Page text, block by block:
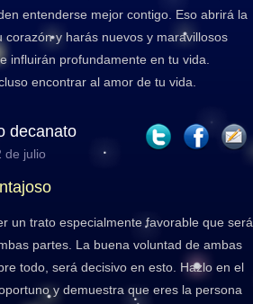
entenderse mejor contigo. Eso abrirá la
corazón y harás nuevos y maravillosos
influirán profundamente en tu vida.
encontrar al amor de tu vida.
decanato
de julio
un trato especialmente favorable que será
partes. La buena voluntad de ambas
todo, será decisivo en esto. Hazlo en el
y demuestra que eres la persona